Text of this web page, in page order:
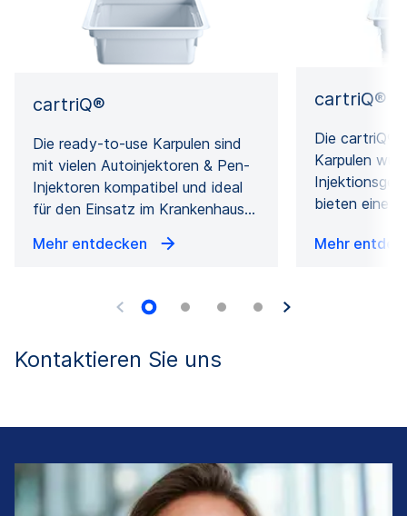
cartriQ®
Die ready-to-use Karpulen sind
mit vielen Autoinjektoren & Pen-
Injektoren kompatibel und ideal
für den Einsatz im Krankenhaus…
Mehr entdecken
cartriQ®
Die cartriQ®
Karpulen
bieten eine
Mehr
Kontaktieren Sie uns